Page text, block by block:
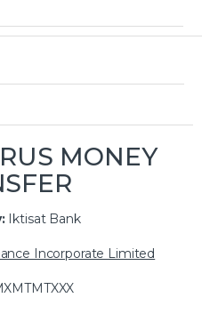
MONEY
Iktisat Bank
Incorporate Limited